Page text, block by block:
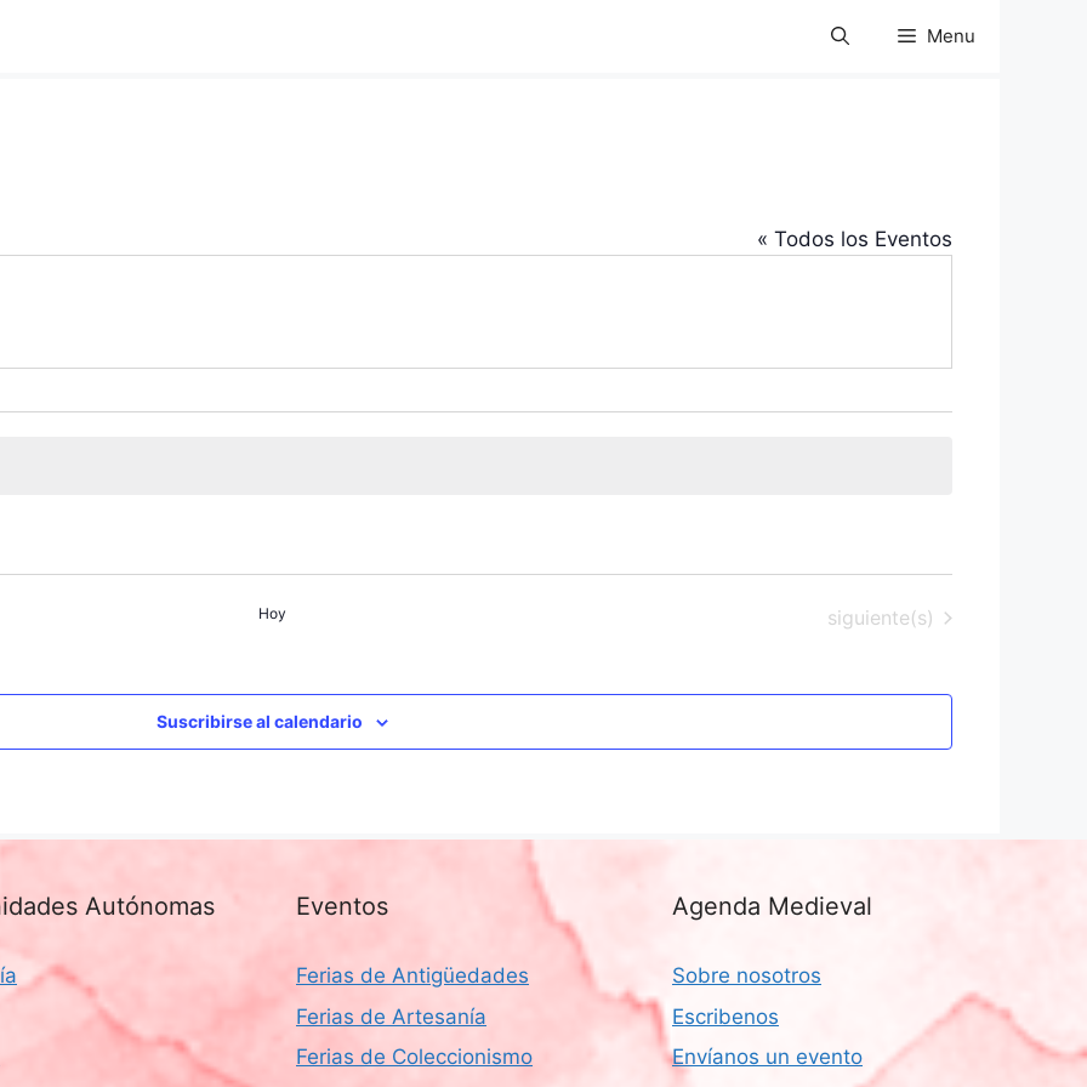
Menu
« Todos los Eventos
Hoy Eventos
siguiente(s)
Suscribirse al calendario
Autónomas Eventos
Ferias de Antigüedades
Ferias de Artesanía
Ferias de Coleccionismo
Agenda Medieval
Sobre nosotros
Escribenos
Envíanos un evento